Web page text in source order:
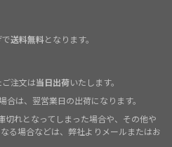
送料無料となります。
注文は当日出荷いたします。
は、翌営業日の出荷になります。
切れとなってしまった場合や、その他や
る場合などは、弊社よりメールまたはお